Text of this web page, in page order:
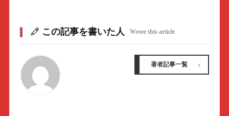
この記事を書いた人 Wrote this article
著者記事一覧